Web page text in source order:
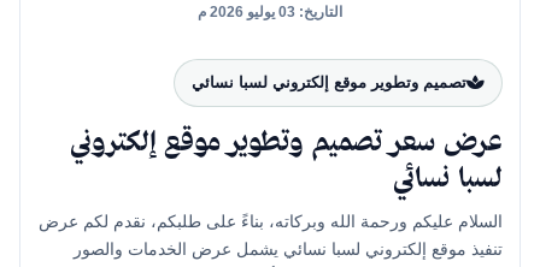
التاريخ: 03 يوليو 2026 م
تصميم وتطوير موقع إلكتروني لسبا نسائي
عرض سعر تصميم وتطوير موقع إلكتروني
لسبا نسائي
السلام عليكم ورحمة الله وبركاته، بناءً على طلبكم، نقدم لكم عرض
تنفيذ موقع إلكتروني لسبا نسائي يشمل عرض الخدمات والصور